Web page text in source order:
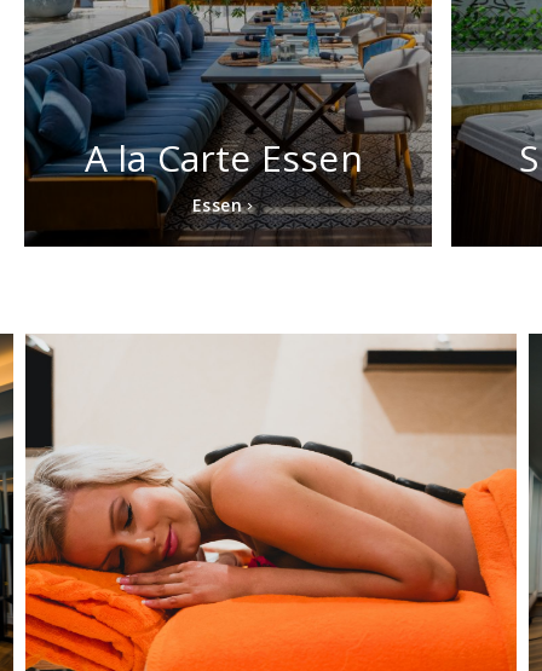
A la Carte Essen
Essen